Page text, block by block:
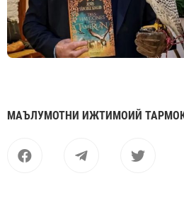
МАЪЛУМОТНИ ИЖТИМОИЙ